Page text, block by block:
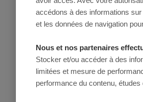
accédons à des informations
et les données de navigation
Nous et nos partenaires
Stocker et/ou accéder à des
limitées et mesure de
performance du contenu,